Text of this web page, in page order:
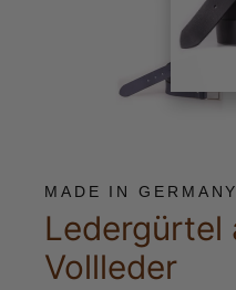
MADE IN GERMANY
Ledergürtel
Vollleder